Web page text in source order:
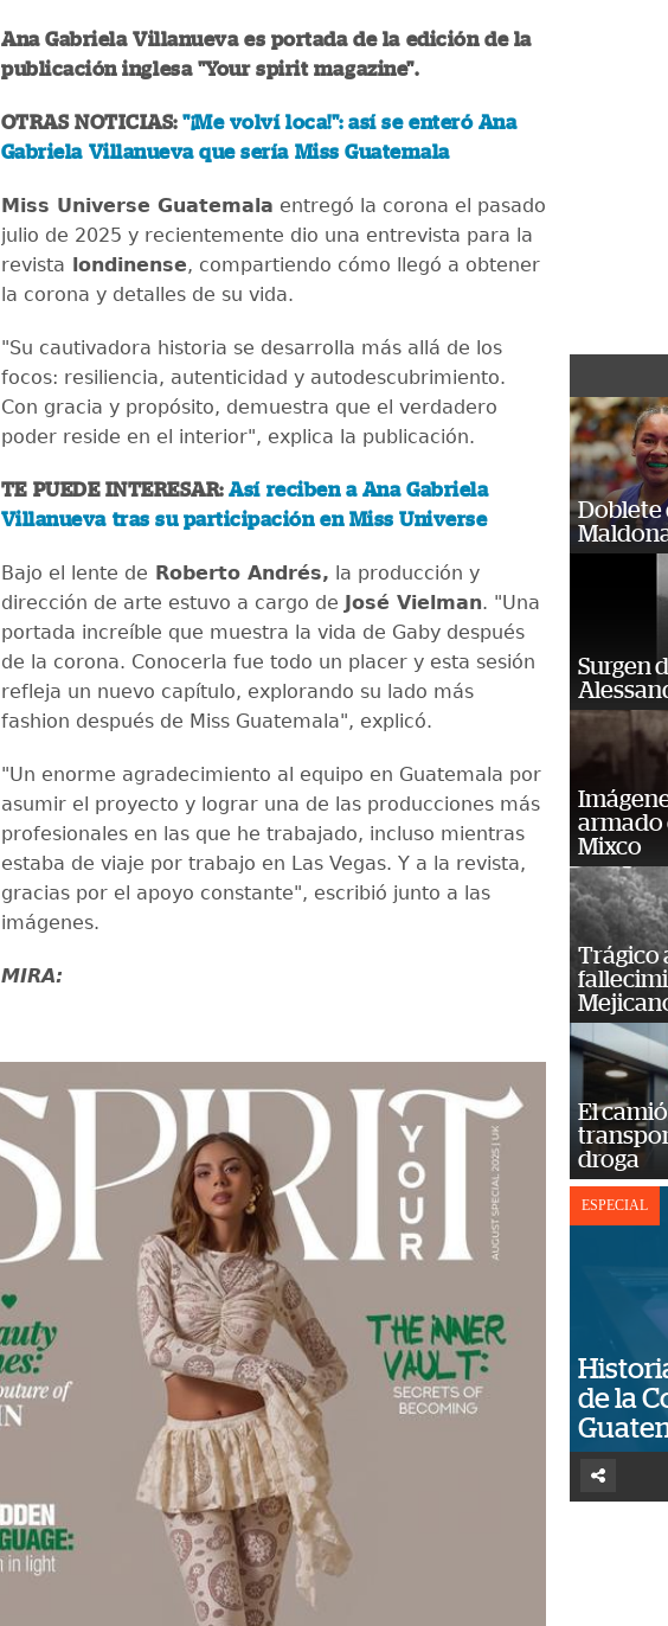
Ana Gabriela Villanueva es portada de la edición de la
publicación inglesa "Your spirit magazine".
OTRAS NOTICIAS:"¡Me volví loca!": así se enteró Ana
Gabriela Villanueva que sería Miss Guatemala
Miss Universe Guatemala entregó la corona el pasado
julio de 2025 y recientemente dio una entrevista para la
revista londinense, compartiendo cómo llegó a obtener
la corona y detalles de su vida.
"Su cautivadora historia se desarrolla más allá de los
focos: resiliencia, autenticidad y autodescubrimiento.
Con gracia y propósito, demuestra que el verdadero
poder reside en el interior", explica la publicación.
TE PUEDE INTERESAR:Así reciben a Ana Gabriela
Villanueva tras su participación en Miss Universe
Bajo el lente de Roberto Andrés, la producción y
dirección de arte estuvo a cargo de José Vielman. "Una
portada increíble que muestra la vida de Gaby después
de la corona. Conocerla fue todo un placer y esta sesión
refleja un nuevo capítulo, explorando su lado más
fashion después de Miss Guatemala", explicó.
"Un enorme agradecimiento al equipo en Guatemala por
asumir el proyecto y lograr una de las producciones más
profesionales en las que he trabajado, incluso mientras
estaba de viaje por trabajo en Las Vegas. Y a la revista,
gracias por el apoyo constante", escribió junto a las
imágenes.
MIRA:
Doblete
Surgen
armado
Mixco
Trágico
El
droga
ESPECIAL
de la